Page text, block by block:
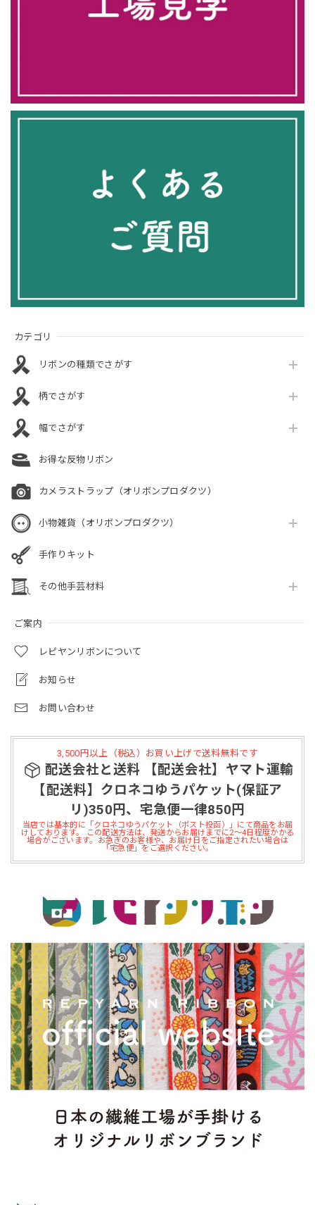
カテゴリ
リボンの種類でさがす
柄でさがす
幅でさがす
お得な反物リボン
カメラストラップ（オリボンプロダクツ）
小物雑貨（オリボンプロダクツ）
手作りキット
その他手芸材料
ご案内
レピヤンリボンについて
お知らせ
お問い合わせ
3,500円以上（税込）お買い上げで送料無料です
配送会社と送料 【配送会社】ヤマト運輸
【配送料】クロネコゆうパケット(保証ア
リ)350円、宅急便一律850円
当店では基本的に「クロネコゆうパケット（ポスト投函）」にて商品をお届
けしております。 この配送方法は、発送からお届けまでに2～4日程度かかる
場合がございます。お急ぎのお客様や、お届け日をご指定されたい場合は
「宅急便」をご選択ください。